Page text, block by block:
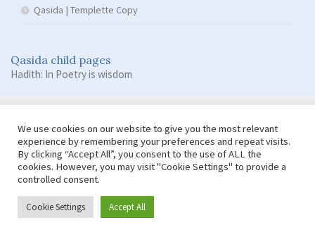
Qasida | Templette Copy
Qasida child pages
Hadith: In Poetry is wisdom
We use cookies on our website to give you the most relevant
experience by remembering your preferences and repeat visits.
By clicking “Accept All”, you consent to the use of ALL the
cookies. However, you may visit "Cookie Settings" to provide a
controlled consent.
Cookie Settings Accept All